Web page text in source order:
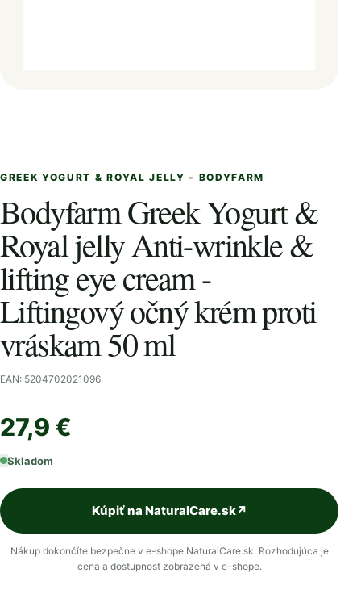
GREEK YOGURT & ROYAL JELLY - BODYFARM
Bodyfarm Greek Yogurt &
Royal jelly Anti-wrinkle &
lifting eye cream -
Liftingový očný krém proti
vráskam 50 ml
EAN: 5204702021096
27,9 €
Skladom
Kúpiť na NaturalCare.sk↗
Nákup dokončíte bezpečne v e-shope NaturalCare.sk. Rozhodujúca je
cena a dostupnosť zobrazená v e-shope.